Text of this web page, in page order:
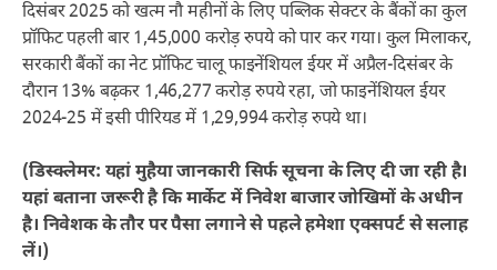
दिसंबर 2025 को खत्म नौ महीनों के लिए पब्लिक सेक्टर के बैंकों का कुल
प्रॉफिट पहली बार 1,45,000 करोड़ रुपये को पार कर गया। कुल मिलाकर,
सरकारी बैंकों का नेट प्रॉफिट चालू फाइनेंशियल ईयर में अप्रैल-दिसंबर के
दौरान 13% बढ़कर 1,46,277 करोड़ रुपये रहा, जो फाइनेंशियल ईयर
2024-25 में इसी पीरियड में 1,29,994 करोड़ रुपये था।
(डिस्क्लेमर: यहां मुहैया जानकारी सिर्फ सूचना के लिए दी जा रही है।
यहां बताना जरूरी है कि मार्केट में निवेश बाजार जोखिमों के अधीन
है। निवेशक के तौर पर पैसा लगाने से पहले हमेशा एक्सपर्ट से सलाह
लें।)